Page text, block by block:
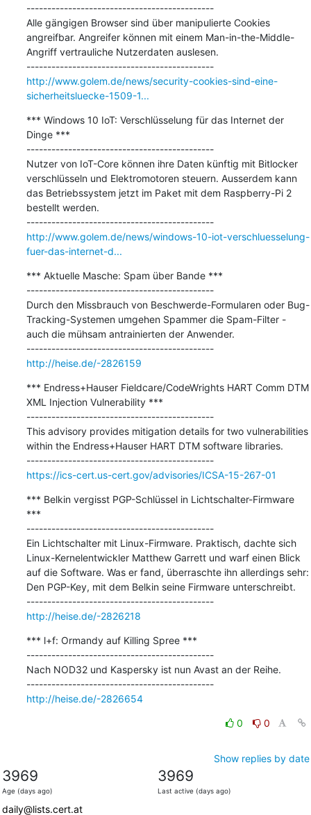
---------------------------------------------
Alle gängigen Browser sind über manipulierte Cookies
angreifbar. Angreifer können mit einem Man-in-the-Middle-
Angriff vertrauliche Nutzerdaten auslesen.
---------------------------------------------
http://www.golem.de/news/security-cookies-sind-eine-
sicherheitsluecke-1509-1...
*** Windows 10 IoT: Verschlüsselung für das Internet der
Dinge ***
---------------------------------------------
Nutzer von IoT-Core können ihre Daten künftig mit Bitlocker
verschlüsseln und Elektromotoren steuern. Ausserdem kann
das Betriebssystem jetzt im Paket mit dem Raspberry-Pi 2
bestellt werden.
---------------------------------------------
http://www.golem.de/news/windows-10-iot-verschluesselung-
fuer-das-internet-d...
*** Aktuelle Masche: Spam über Bande ***
---------------------------------------------
Durch den Missbrauch von Beschwerde-Formularen oder Bug-
Tracking-Systemen umgehen Spammer die Spam-Filter -
auch die mühsam antrainierten der Anwender.
---------------------------------------------
http://heise.de/-2826159
*** Endress+Hauser Fieldcare/CodeWrights HART Comm DTM
XML Injection Vulnerability ***
---------------------------------------------
This advisory provides mitigation details for two vulnerabilities
within the Endress+Hauser HART DTM software libraries.
---------------------------------------------
https://ics-cert.us-cert.gov/advisories/ICSA-15-267-01
*** Belkin vergisst PGP-Schlüssel in Lichtschalter-Firmware
***
---------------------------------------------
Ein Lichtschalter mit Linux-Firmware. Praktisch, dachte sich
Linux-Kernelentwickler Matthew Garrett und warf einen Blick
auf die Software. Was er fand, überraschte ihn allerdings sehr:
Den PGP-Key, mit dem Belkin seine Firmware unterschreibt.
---------------------------------------------
http://heise.de/-2826218
*** l+f: Ormandy auf Killing Spree ***
---------------------------------------------
Nach NOD32 und Kaspersky ist nun Avast an der Reihe.
---------------------------------------------
http://heise.de/-2826654
0 0
Show replies by date
3969
Age (days ago)
3969
Last active (days ago)
daily@lists.cert.at